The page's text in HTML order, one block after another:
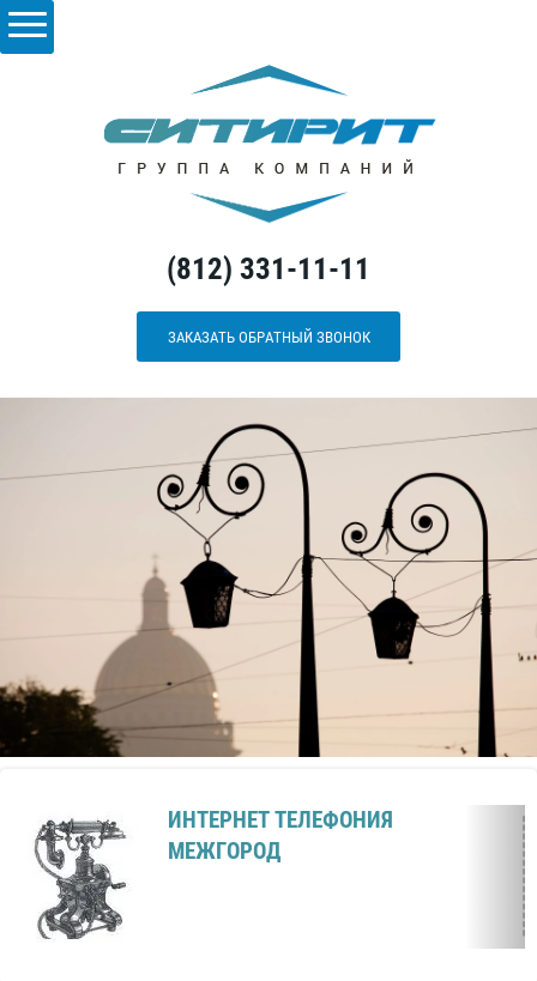
(812) 331-11-11
ЗАКАЗАТЬ ОБРАТНЫЙ ЗВОНОК
ИНТЕРНЕТ ТЕЛЕФОНИЯ
МЕЖГОРОД